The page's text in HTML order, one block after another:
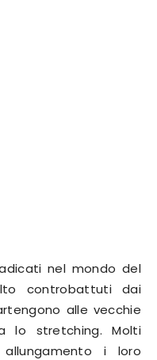
nel mondo del
controbattuti dai
alle vecchie
lo stretching. Molti
i loro